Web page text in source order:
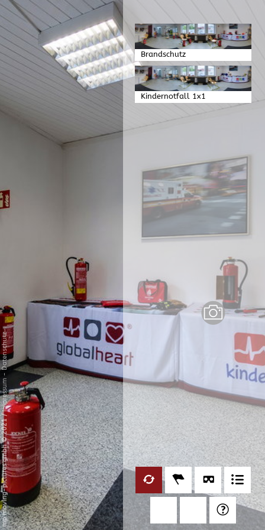
Brandschutz
Kindernotfall 1x1
mp moving-pictures gmbh © 2021
/
Impressum
-
Datenschutz